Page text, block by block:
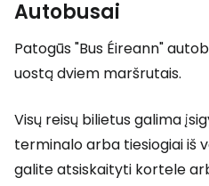
Autobusai
Patogūs "Bus Éireann"
uostą dviem maršrutais.
Visų reisų bilietus galima
terminalo arba tiesiogiai iš
galite atsiskaityti kortele